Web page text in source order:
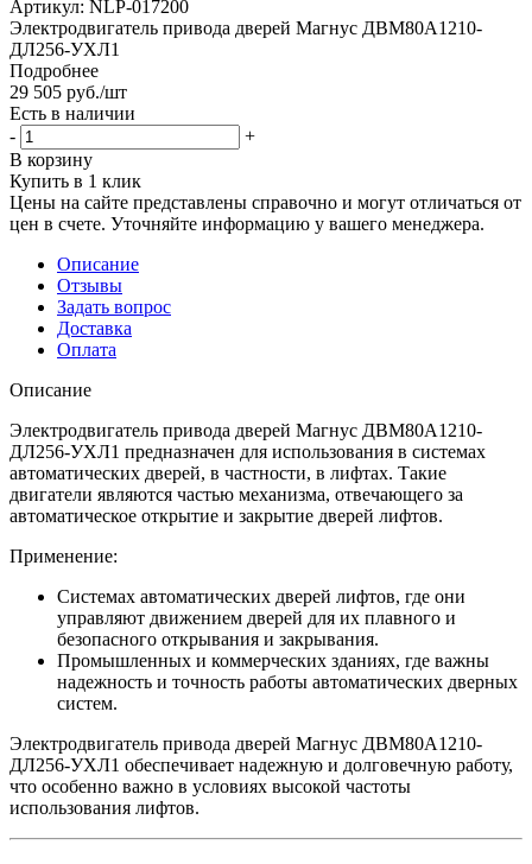
Артикул: NLP-017200
Электродвигатель привода дверей Магнус ДВМ80А1210-
ДЛ256-УХЛ1
Подробнее
29 505 руб./шт
Есть в наличии
-
+
В корзину
Купить в 1 клик
Цены на сайте представлены справочно и могут отличаться от
цен в счете. Уточняйте информацию у вашего менеджера.
Описание
Отзывы
Задать вопрос
Доставка
Оплата
Описание
Электродвигатель привода дверей Магнус ДВМ80А1210-
ДЛ256-УХЛ1 предназначен для использования в системах
автоматических дверей, в частности, в лифтах. Такие
двигатели являются частью механизма, отвечающего за
автоматическое открытие и закрытие дверей лифтов.
Применение:
Системах автоматических дверей лифтов, где они
управляют движением дверей для их плавного и
безопасного открывания и закрывания.
Промышленных и коммерческих зданиях, где важны
надежность и точность работы автоматических дверных
систем.
Электродвигатель привода дверей Магнус ДВМ80А1210-
ДЛ256-УХЛ1 обеспечивает надежную и долговечную работу,
что особенно важно в условиях высокой частоты
использования лифтов.